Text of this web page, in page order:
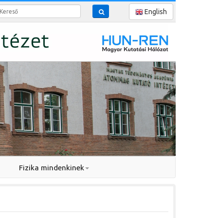
English
Fizika mindenkinek